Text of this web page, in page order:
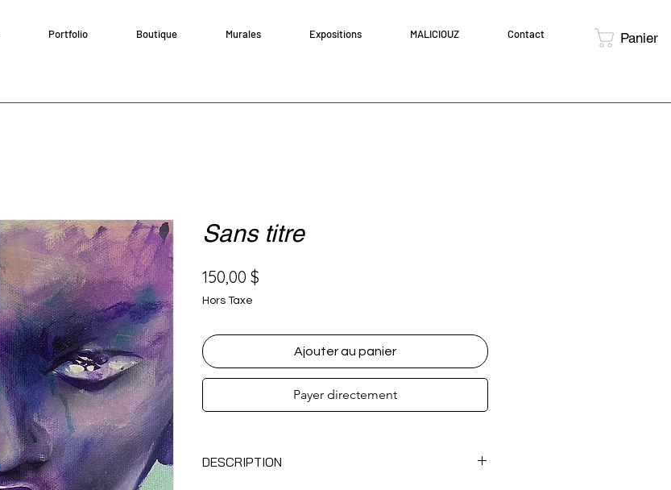
Portfolio Boutique Murales Expositions MALICIOUZ Contact Panier
Sans titre
150,00 $
Hors Taxe
Ajouter au panier
Payer directement
DESCRIPTION